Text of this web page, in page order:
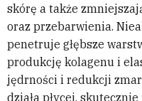
skórę a także
oraz przebarwienia.
penetruje głębsze
produkcję kolagenu i
jędrności i redukcji
działa płycej,